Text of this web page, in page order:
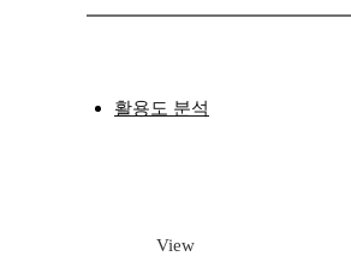
활용도 분석
View